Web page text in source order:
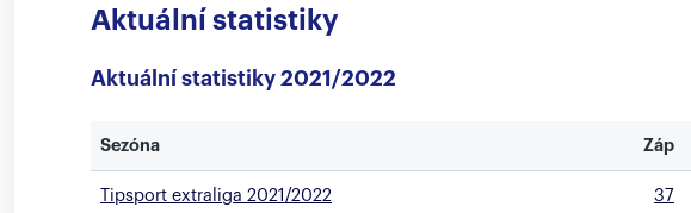
Aktuální statistiky
Aktuální statistiky 2021/2022
Sezóna Záp
Tipsport extraliga 2021/2022 37